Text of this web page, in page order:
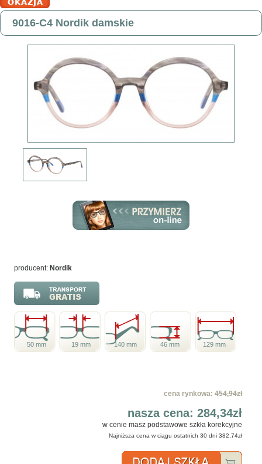
9016-C4 Nordik damskie
producent: Nordik
50 mm 19 mm 140 mm 46 mm 129 mm
cena rynkowa: 454,94zł
nasza cena: 284,34zł
w cenie masz podstawowe szkła korekcyjne
Najniższa cena w ciągu ostatnich 30 dni 382,74zł